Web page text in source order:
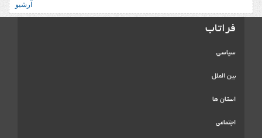
آرشیو
فراتاب
سیاسی
بین الملل
استان ها
اجتماعی